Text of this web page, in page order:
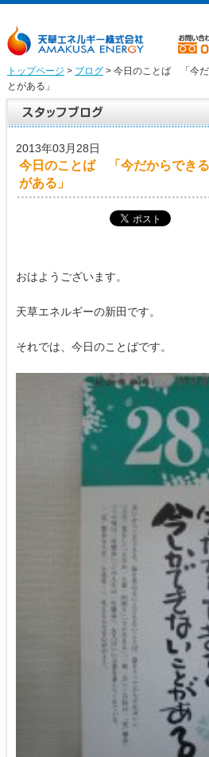
トップページ > ブログ> 今日のことば 「今
とがある」
2013年03月28日
今日のことば 「今だからでき
がある」
おはようございます。
天草エネルギーの新田です。
それでは、今日のことばです。